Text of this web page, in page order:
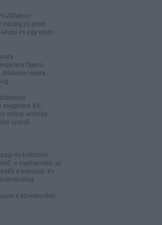
mindig jól jöhet.
és egy olasz-
Opera-
többezer opera
ig.
megjelent XX.
online verziója,
szerző
és külföldön
a napilapoktól az
a televízió- és
a következőek: